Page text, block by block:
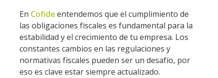
En Cofideentendemos que el cumplimiento de
las obligaciones fiscales es fundamental para la
estabilidad y el crecimiento de tu empresa. Los
constantes cambios en las regulaciones y
normativas fiscales pueden ser un desafío, por
eso es clave estar siempre actualizado.